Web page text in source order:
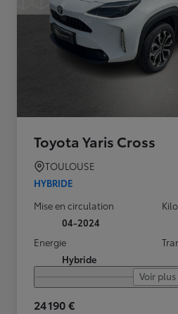
Toyota Yaris Cross
TOULOUSE
HYBRIDE
Mise en circulation
04-2024
Energie
Hybride
Voir plus
24 190 €